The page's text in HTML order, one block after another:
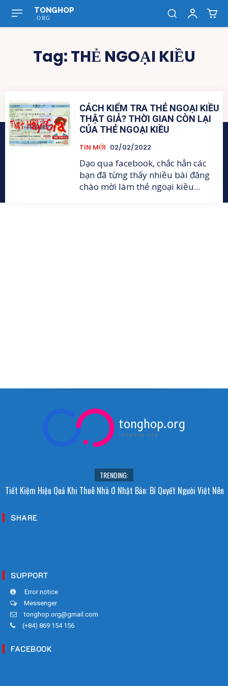
TONGHOP
.ORG
Tag:THẺ NGOẠI KIỀU
CÁCH KIỂM TRA THẺ NGOẠI KIỀU
THẬT GIẢ? THỜI GIAN CÒN LẠI
CỦA THẺ NGOẠI KIỀU
TIN MỚI 02/02/2022
Dạo qua facebook, chắc hẳn các
bạn đã từng thấy nhiều bài đăng
chào mời làm thẻ ngoại kiều...
tonghop.org
tonghop.org
TRENDING:
Sao Người Nhật Không Ăn Hoa Quả Tự Trồng? Sự Thật Bất Ngờ Đằng
Tiết Kiệm Hiệu Quả Khi Thuê Nhà Ở Nhật Bản: Bí Quyết Người Việt Nên
SHARE
SUPPORT
Error notice
Messenger
tonghop.org@gmail.com
(+84) 869 154 156
FACEBOOK